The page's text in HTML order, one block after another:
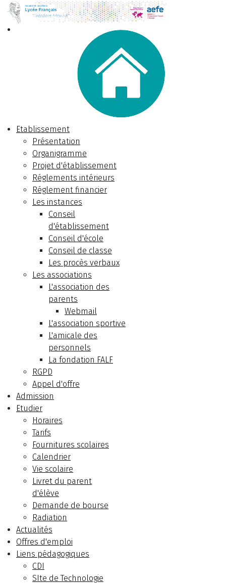
Etablissement
Présentation
Organigramme
Projet d'établissement
Réglements intérieurs
Réglement financier
Les instances
Conseil
d'établissement
Conseil d'école
Conseil de classe
Les procès verbaux
Les associations
L'association des
parents
Webmail
L'association sportive
L'amicale des
personnels
La fondation FALF
RGPD
Appel d'offre
Admission
Etudier
Horaires
Tarifs
Fournitures scolaires
Calendrier
Vie scolaire
Livret du parent
d'élève
Demande de bourse
Radiation
Actualités
Offres d'emploi
Liens pédagogiques
CDI
SIte de Technologie